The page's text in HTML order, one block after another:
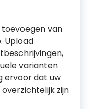
van
Upload
varianten
ervoor dat uw
zijn